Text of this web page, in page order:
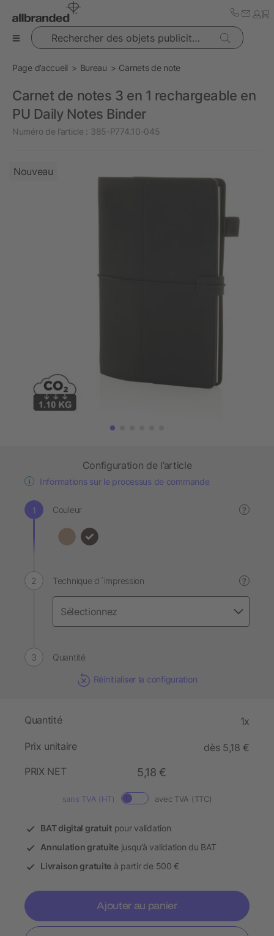
Rechercher des objets publicitaires
Page d’accueil Bureau Carnets de note
Carnet de notes 3 en 1 rechargeable en
PU Daily Notes Binder
Numéro de l’article : 385-P774.10-045
Nouveau
Configuration de l’article
Informations sur le processus de commande
Couleur ?
Technique d´impression ?
Quantité
Réinitialiser la configuration
Quantité 1x
Prix unitaire
dès 5,18 €
PRIX NET
5,18 €
sans TVA (HT) avec TVA (TTC)
BAT digital gratuitpour validation
Annulation gratuitejusqu’à validation du BAT
Livraison gratuite à partir de 500 €
Ajouter au panier